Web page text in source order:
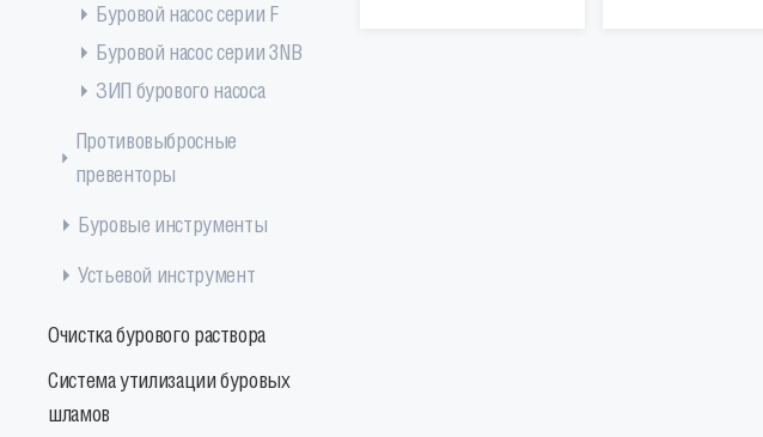
Буровой насос серии F
Буровой насос серии 3NB
ЗИП бурового насоса
Противовыбросные
превенторы
Буровые инструменты
Устьевой инструмент
Очистка бурового раствора
Система утилизации буровых
шламов